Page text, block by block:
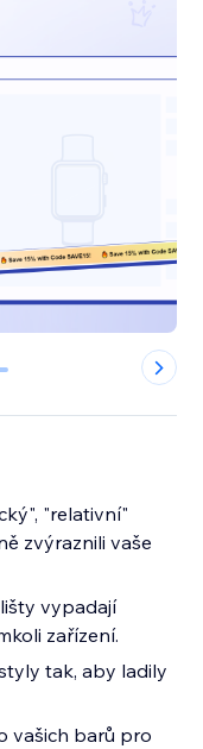
"relativní"
zvýraznili vaše
vypadají
zařízení.
tak, aby ladily
vašich barů pro